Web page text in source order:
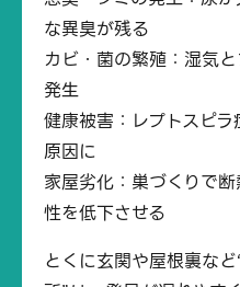
な異臭が残る
カビ・菌の繁殖：湿気
発生
健康被害：レプトスピ
原因に
家屋劣化：巣づくりで
性を低下させる
とくに玄関や屋根裏な